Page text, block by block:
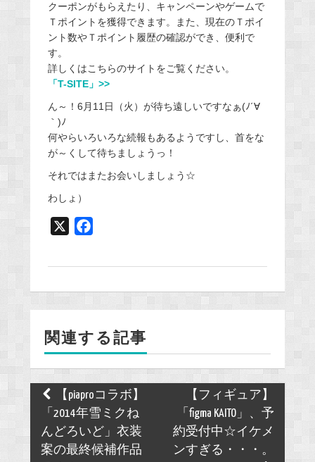
クーポンがもらえたり、キャンペーンやゲームで
Ｔポイントを獲得できます。また、現在のＴポイ
ント数やＴポイント履歴の確認ができ、便利で
す。
詳しくはこちらのサイトをご覧ください。
「T-SITE」>>
ん～！6月11日（火）が待ち遠しいですなぁ(ﾉ´∀
｀)ﾉ
何やらいろいろな続報もあるようですし、首をな
が～くして待ちましょうっ！
それではまたお会いしましょう☆
わしょ）
o
k
関連する記事
Post
navigation
【piaproコラボ】
「2014年雪ミクね
んどろいど」衣装
案の最終候補作品
【フィギュア】
「figma KAITO」、予
約受付中☆イケメ
ンすぎる・・・。